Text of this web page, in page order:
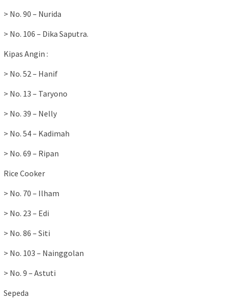
> No. 90 – Nurida
> No. 106 – Dika Saputra.
Kipas Angin :
> No. 52 – Hanif
> No. 13 – Taryono
> No. 39 – Nelly
> No. 54 – Kadimah
> No. 69 – Ripan
Rice Cooker
> No. 70 – Ilham
> No. 23 – Edi
> No. 86 – Siti
> No. 103 – Nainggolan
> No. 9 – Astuti
Sepeda